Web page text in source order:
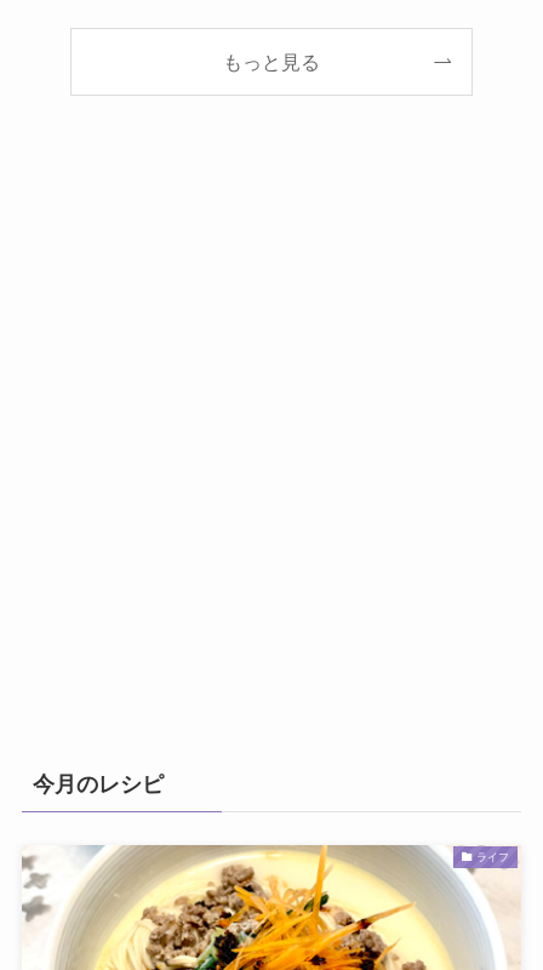
もっと見る
今月のレシピ
ライフ